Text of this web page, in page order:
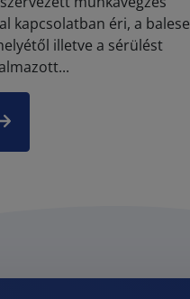
kapcsolatban éri, a
illetve a sérülést